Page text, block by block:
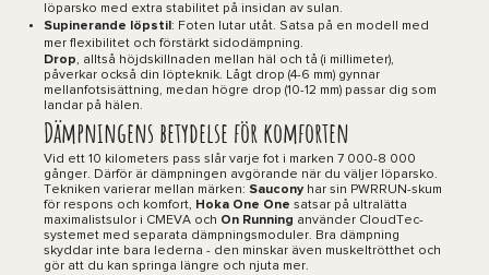
löparsko med extra stabilitet på insidan av sulan.
Supinerande löpstil : Foten lutar utåt. Satsa på en modell med
mer flexibilitet och förstärkt sidodämpning.
Drop, alltså höjdskillnaden mellan häl och tå (i millimeter),
påverkar också din löpteknik. Lågt drop (4-6 mm) gynnar
mellanfotsisättning, medan högre drop (10-12 mm) passar dig som
landar på hälen.
Dämpningens betydelse för komforten
Vid ett 10 kilometers pass slår varje fot i marken 7 000-8 000
gånger. Därför är dämpningen avgörande när du väljer löparsko.
Tekniken varierar mellan märken: Saucony har sin PWRRUN-skum
för respons och komfort, Hoka One One satsar på ultralätta
maximalistsulor i CMEVA och On Running använder CloudTec-
systemet med separata dämpningsmoduler. Bra dämpning
skyddar inte bara lederna - den minskar även muskeltrötthet och
gör att du kan springa längre och njuta mer.